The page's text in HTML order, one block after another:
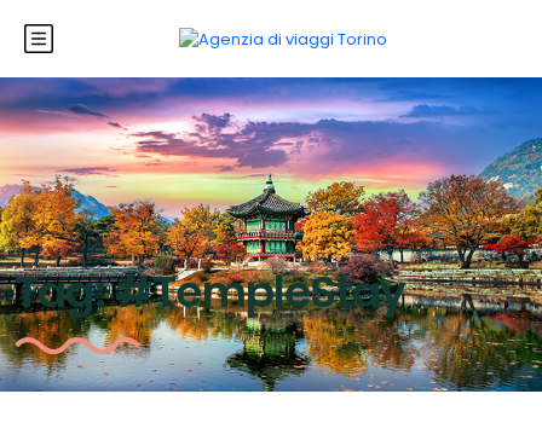
Tag:#TempleStay